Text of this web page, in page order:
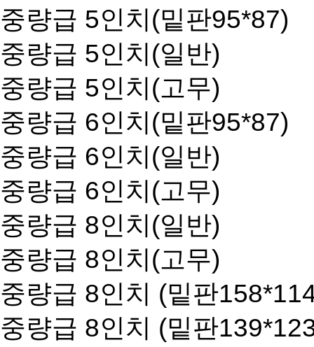
중량급 5인치(밑판95*87)
중량급 5인치(일반)
중량급 5인치(고무)
중량급 6인치(밑판95*87)
중량급 6인치(일반)
중량급 6인치(고무)
중량급 8인치(일반)
중량급 8인치(고무)
중량급 8인치 (밑판
중량급 8인치 (밑판